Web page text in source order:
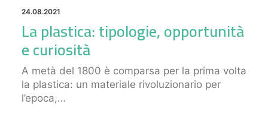
24.08.2021
La plastica: tipologie, opportunità
e curiosità
A metà del 1800 è comparsa per la prima volta
la plastica: un materiale rivoluzionario per
l’epoca,…